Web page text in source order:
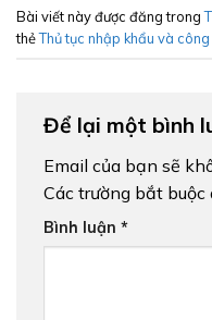
Bài viết này được đăng trong
thẻThủ tục nhập khẩu và
Để lại một bình
Email của bạn sẽ
Các trường bắt buộc
Bình luận *